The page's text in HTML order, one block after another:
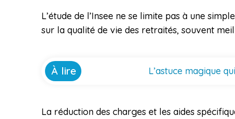
L’étude de l’Insee ne se limite pas à une
sur la qualité de vie des retraités, souvent
À lire L’astuce magique
La réduction des charges et les aides